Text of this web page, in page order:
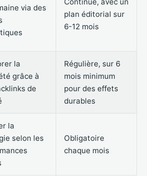
via des
plan éditorial sur
6-12 mois
la
grâce à
de
Régulière, sur 6
mois minimum
pour des effets
durables
la
selon les
Obligatoire
chaque mois